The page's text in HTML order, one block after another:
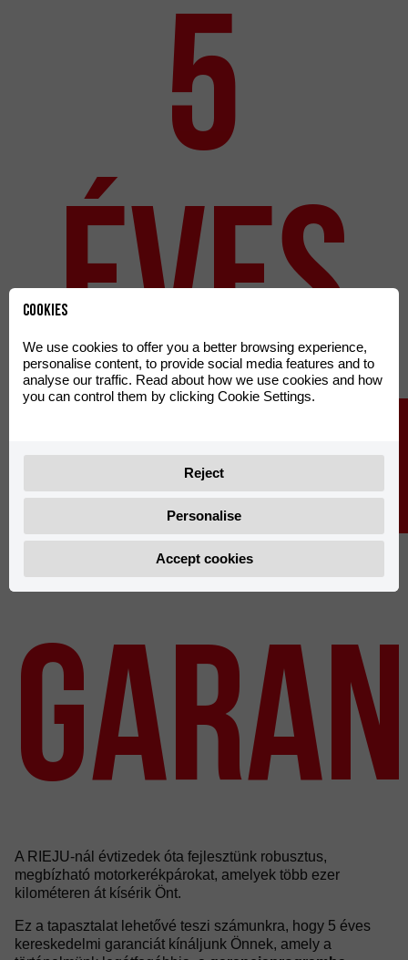
5
ÉVES
A RIEJU-nál évtizedek óta fejlesztünk robusztus,
megbízható motorkerékpárokat, amelyek több ezer
kilométeren át kísérik Önt.
Ez a tapasztalat lehetővé teszi számunkra, hogy 5 éves
kereskedelmi garanciát kínáljunk Önnek, amely a
Cookies
We use cookies to offer you a better browsing experience,
personalise content, to provide social media features and to
analyse our traffic. Read about how we use cookies and how
you can control them by clicking Cookie Settings.
Reject
Personalise
Accept cookies